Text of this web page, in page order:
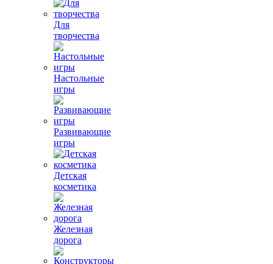
Для
творчества
Настольные
игры
Развивающие
игры
Детская
косметика
Железная
дорога